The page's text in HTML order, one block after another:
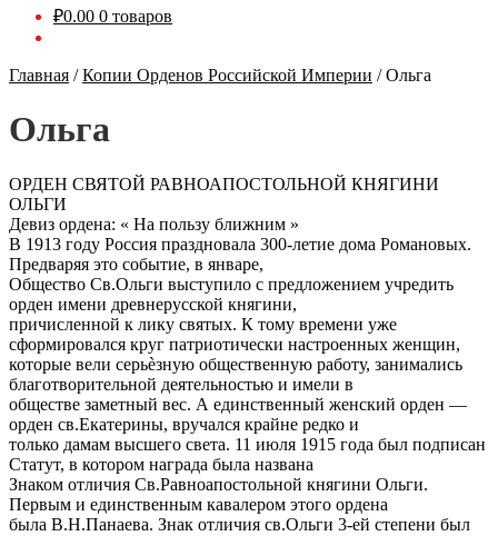
₽0.00 0 товаров
Главная /Копии Орденов Российской Империи /Ольга
Ольга
ОРДЕН СВЯТОЙ РАВНОАПОСТОЛЬНОЙ КНЯГИНИ
ОЛЬГИ
Девиз ордена: « На пользу ближним »
В 1913 году Россия праздновала 300-летие дома Романовых.
Предваряя это событие, в январе,
Общество Св.Ольги выступило с предложением учредить
орден имени древнерусской княгини,
причисленной к лику святых. К тому времени уже
сформировался круг патриотически настроенных женщин,
которые вели серьѐзную общественную работу, занимались
благотворительной деятельностью и имели в
обществе заметный вес. А единственный женский орден —
орден св.Екатерины, вручался крайне редко и
только дамам высшего света. 11 июля 1915 года был подписан
Статут, в котором награда была названа
Знаком отличия Св.Равноапостольной княгини Ольги.
Первым и единственным кавалером этого ордена
была В.Н.Панаева. Знак отличия св.Ольги 3-ей степени был